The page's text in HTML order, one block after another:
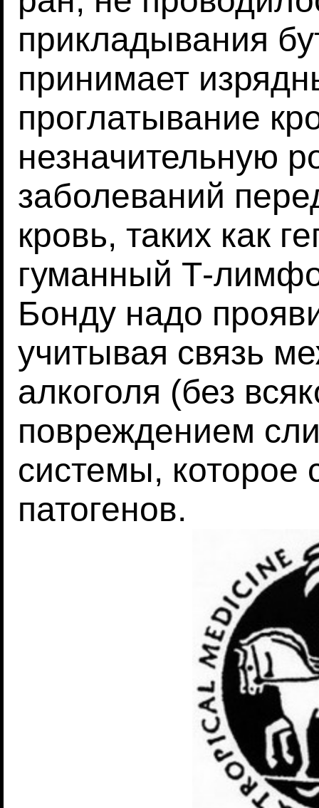
прикладывания
принимает
проглатывание
незначительную
заболеваний
кровь, таких как
гуманный Т-
Бонду надо
учитывая связь
алкоголя (без
повреждением
системы, которое
патогенов.